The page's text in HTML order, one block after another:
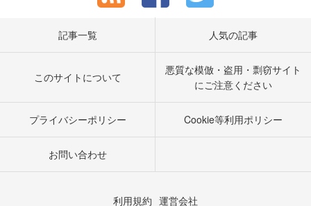
記事一覧 人気の記事
このサイトについて
悪質な模倣・盗用・剽窃サイト
にご注意ください
プライバシーポリシー Cookie等利用ポリシー
お問い合わせ
利用規約 運営会社